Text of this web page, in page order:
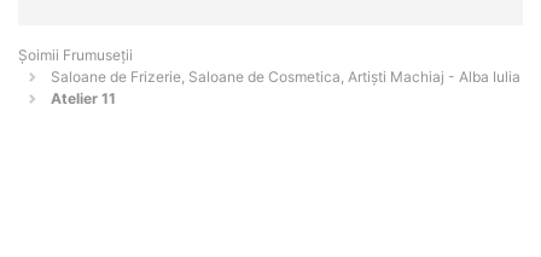
Șoimii Frumuseții
Saloane de Frizerie, Saloane de Cosmetica, Artiști Machiaj - Alba Iulia
Atelier 11